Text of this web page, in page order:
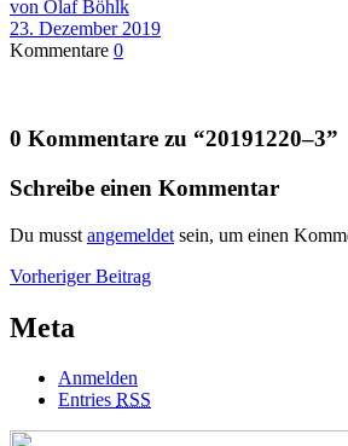
von Olaf Böhlk
23. Dezember 2019
Kommentare 0
0 Kommentare zu “20191220–3”
Schreibe einen Kommentar
Du musst angemeldet sein, um einen
Beitragsnavigation
Vorheriger BeitragVorheriger
Meta
Anmelden
Entries RSS